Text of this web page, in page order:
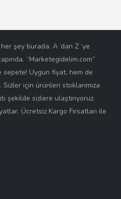
şey burada. A ‘dan Z ‘ye
“Marketegidelim.com”
sepete! Uygun fiyat, hem de
için ürünleri stoklarımıza
şekilde sizlere ulaştırıyoruz.
Ücretsiz Kargo Fırsatları ile